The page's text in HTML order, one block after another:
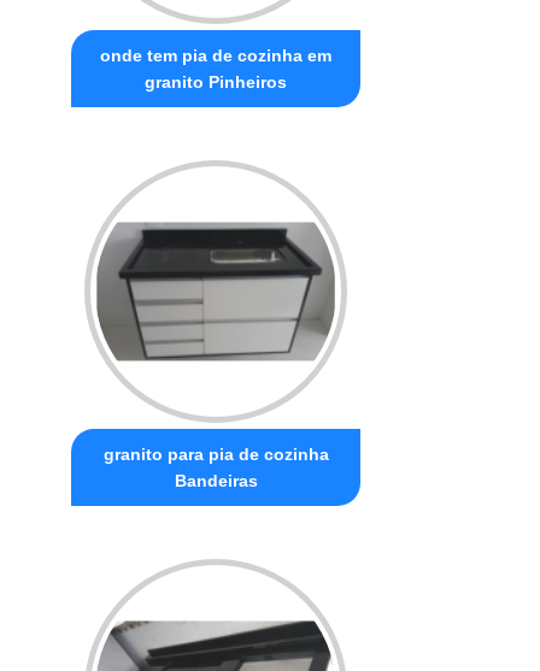
onde tem pia de cozinha em
granito Pinheiros
granito para pia de cozinha
Bandeiras